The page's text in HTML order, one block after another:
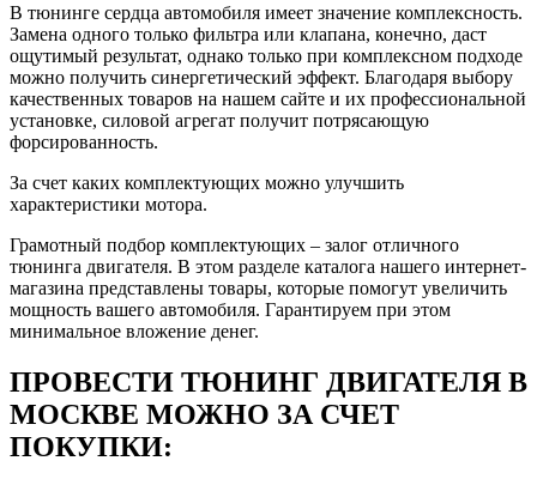
В тюнинге сердца автомобиля имеет значение комплексность.
Замена одного только фильтра или клапана, конечно, даст
ощутимый результат, однако только при комплексном подходе
можно получить синергетический эффект. Благодаря выбору
качественных товаров на нашем сайте и их профессиональной
установке, силовой агрегат получит потрясающую
форсированность.
За счет каких комплектующих можно улучшить
характеристики мотора.
Грамотный подбор комплектующих – залог отличного
тюнинга двигателя. В этом разделе каталога нашего интернет-
магазина представлены товары, которые помогут увеличить
мощность вашего автомобиля. Гарантируем при этом
минимальное вложение денег.
ПРОВЕСТИ ТЮНИНГ ДВИГАТЕЛЯ В
МОСКВЕ МОЖНО ЗА СЧЕТ
ПОКУПКИ: